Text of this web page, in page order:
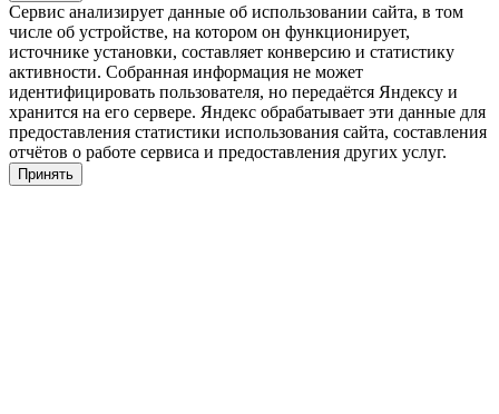
Сервис анализирует данные об использовании сайта, в том
числе об устройстве, на котором он функционирует,
источнике установки, составляет конверсию и статистику
активности. Собранная информация не может
идентифицировать пользователя, но передаётся Яндексу и
хранится на его сервере. Яндекс обрабатывает эти данные для
предоставления статистики использования сайта, составления
отчётов о работе сервиса и предоставления других услуг.
Принять